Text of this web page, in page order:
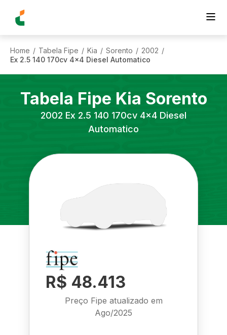
Home / Tabela Fipe / Kia / Sorento / 2002 /
Ex 2.5 140 170cv 4x4 Diesel Automatico
Tabela Fipe Kia Sorento
2002 Ex 2.5 140 170cv 4x4 Diesel
Automatico
R$ 48.413
Preço Fipe atualizado em
Ago/2025